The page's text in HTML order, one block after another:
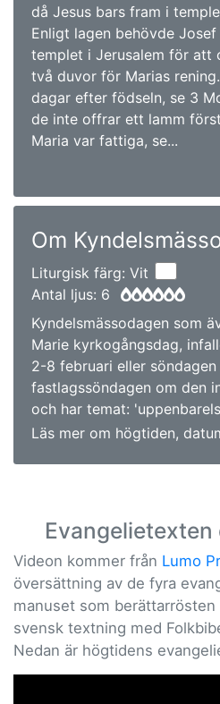
då Jesus bars fram i
Enligt lagen behövde
templet i Jerusalem för att
två duvor för Marias
dagar efter födseln, se 3
de inte offrar ett lamm
Maria var fattiga, se...
Om
Liturgisk färg: Vit
Antal ljus: 6
Kyndelsmässodagen som
Marie kyrkogångsdag,
2-8 februari eller söndagen
fastlagssöndagen om den
och har temat:
Läs mer om högtiden,
Videon kommer från Lumo
översättning av de fyra
manuset som berättarrösten
svensk textning med
Nedan är högtidens